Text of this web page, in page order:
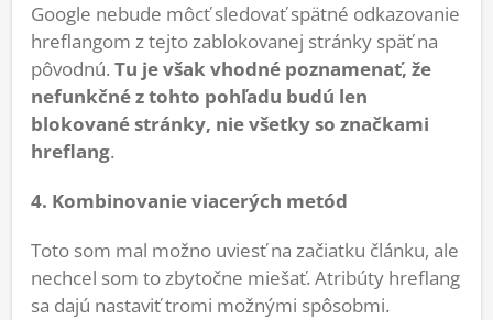
Google nebude môcť sledovať spätné odkazovanie
hreflangom z tejto zablokovanej stránky späť na
pôvodnú. Tu je však vhodné poznamenať, že
nefunkčné z tohto pohľadu budú len
blokované stránky, nie všetky so značkami
hreflang.
4. Kombinovanie viacerých metód
Toto som mal možno uviesť na začiatku článku, ale
nechcel som to zbytočne miešať. Atribúty hreflang
sa dajú nastaviť tromi možnými spôsobmi.